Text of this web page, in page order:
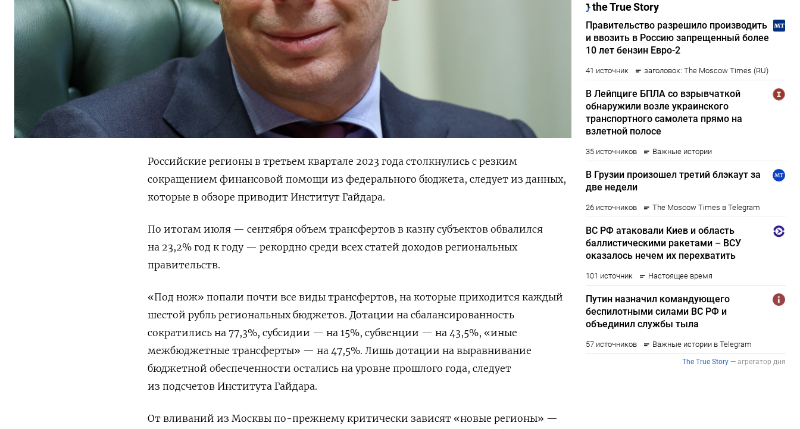
Российские регионы в третьем квартале 2023 года столкнулись с резким
сокращением финансовой помощи из федерального бюджета, следует из данных,
которые в обзоре приводит Институт Гайдара.
По итогам июля — сентября объем трансфертов в казну субъектов обвалился
на 23,2% год к году — рекордно среди всех статей доходов региональных
правительств.
«Под нож» попали почти все виды трансфертов, на которые приходится каждый
шестой рубль региональных бюджетов. Дотации на сбалансированность
сократились на 77,3%, субсидии — на 15%, субвенции — на 43,5%, «иные
межбюджетные трансферты» — на 47,5%. Лишь дотации на выравнивание
бюджетной обеспеченности остались на уровне прошлого года, следует
из подсчетов Института Гайдара.
От вливаний из Москвы по-прежнему критически зависят «новые регионы» —